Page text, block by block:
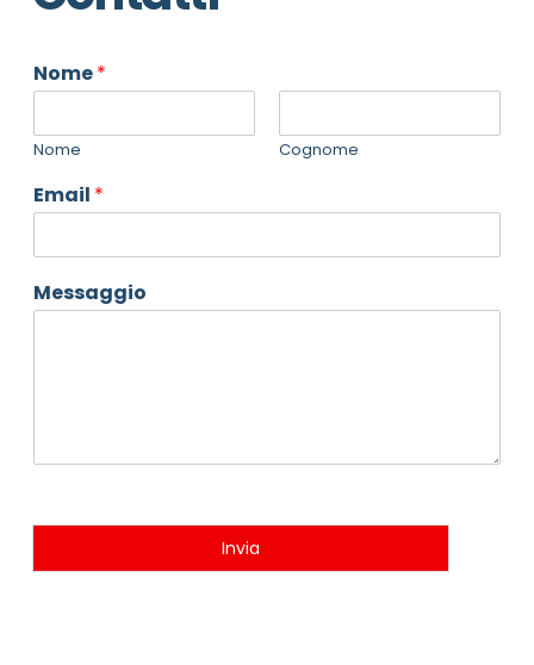
Nome*
Nome Cognome
Email *
Messaggio
Invia